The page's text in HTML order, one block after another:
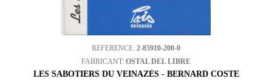
REFERENCE: 2-85910-200-0
FABRICANT: OSTAL DEL LIBRE
LES SABOTIERS DU VEINAZÈS - BERNARD COSTE